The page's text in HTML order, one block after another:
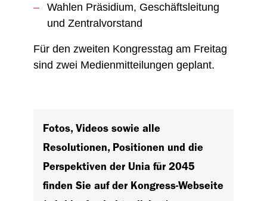
Wahlen Präsidium, Geschäftsleitung
und Zentralvorstand
Für den zweiten Kongresstag am Freitag
sind zwei Medienmitteilungen geplant.
Fotos, Videos sowie alle
Resolutionen, Positionen und die
Perspektiven der Unia für 2045
finden Sie auf der Kongress-Webseite